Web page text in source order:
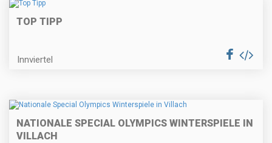
TOP TIPP
Innviertel
NATIONALE SPECIAL OLYMPICS WINTERSPIELE IN
VILLACH